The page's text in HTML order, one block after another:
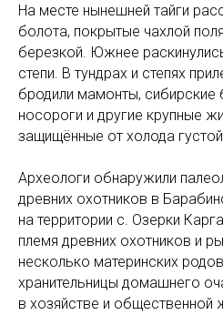
На месте нынешней тайги
болота, покрытые чахлой
березкой. Южнее
степи. В тундрах и степях
бродили мамонты, сибирские
носороги и другие крупные
защищённые от холода
Археологи обнаружили
древних охотников в
на территории с. Озерки
племя древних охотников и
несколько материнских
хранительницы домашнего
в хозяйстве и общественной